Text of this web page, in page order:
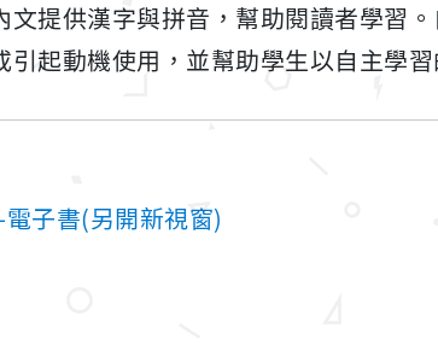
提供漢字與拼音，幫助閱讀者學習
起動機使用，並幫助學生以自主學
子書(另開新視窗)